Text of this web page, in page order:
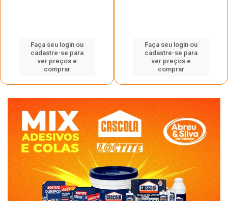
Faça seu login ou
cadastre-se para
ver preços e
comprar
Faça seu login ou
cadastre-se para
ver preços e
comprar